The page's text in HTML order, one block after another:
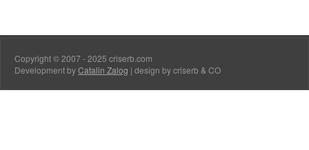
Copyright © 2007 - 2025 criserb.com
Development byCatalin Zalog | design by criserb & CO